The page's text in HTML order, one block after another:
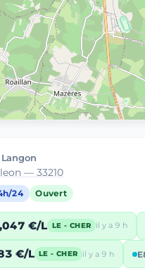
Langon
— 33210
24 Ouvert
€/L LE - CHER il y a 9 h
€/L LE - CHER il y a 9 h